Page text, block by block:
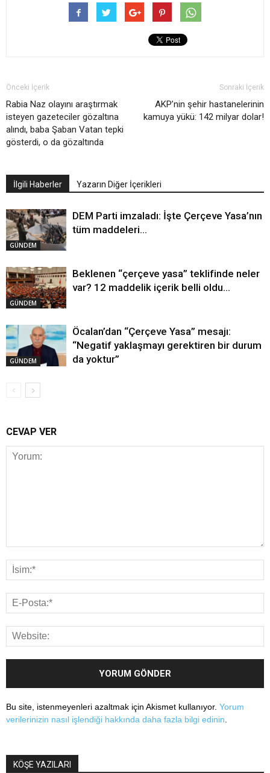
Önceki İçerik
Rabia Naz olayını araştırmak
isteyen gazeteciler gözaltına
alındı, baba Şaban Vatan tepki
gösterdi, o da gözaltında
Sonraki İçerik
AKP’nin şehir hastanelerinin
kamuya yükü: 142 milyar dolar!
İlgili Haberler Yazarın Diğer İçerikleri
GÜNDEM
DEM Parti imzaladı: İşte Çerçeve Yasa’nın
tüm maddeleri…
GÜNDEM
Beklenen “çerçeve yasa” teklifinde neler
var? 12 maddelik içerik belli oldu…
GÜNDEM
Öcalan’dan “Çerçeve Yasa” mesajı:
“Negatif yaklaşmayı gerektiren bir durum
da yoktur”
CEVAP VER
Bu site, istenmeyenleri azaltmak için Akismet kullanıyor. Yorum
verilerinizin nasıl işlendiği hakkında daha fazla bilgi edinin.
KÖŞE YAZILARI